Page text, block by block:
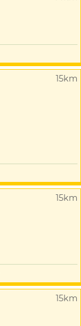
15km
15km
15km